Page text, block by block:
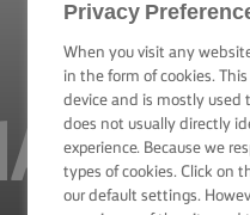
Privacy
When you visit any
in the form of cookies.
device and is mostly used
does not usually directly
experience. Because we
types of cookies. Click on
our default settings.